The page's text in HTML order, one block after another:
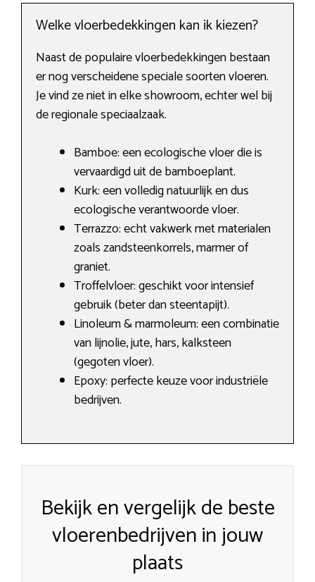
Welke vloerbedekkingen kan ik kiezen?
Naast de populaire vloerbedekkingen bestaan
er nog verscheidene speciale soorten vloeren.
Je vind ze niet in elke showroom, echter wel bij
de regionale speciaalzaak.
Bamboe: een ecologische vloer die is
vervaardigd uit de bamboeplant.
Kurk: een volledig natuurlijk en dus
ecologische verantwoorde vloer.
Terrazzo: echt vakwerk met materialen
zoals zandsteenkorrels, marmer of
graniet.
Troffelvloer: geschikt voor intensief
gebruik (beter dan steentapijt).
Linoleum & marmoleum: een combinatie
van lijnolie, jute, hars, kalksteen
(gegoten vloer).
Epoxy: perfecte keuze voor industriële
bedrijven.
Bekijk en vergelijk de beste
vloerenbedrijven in jouw
plaats